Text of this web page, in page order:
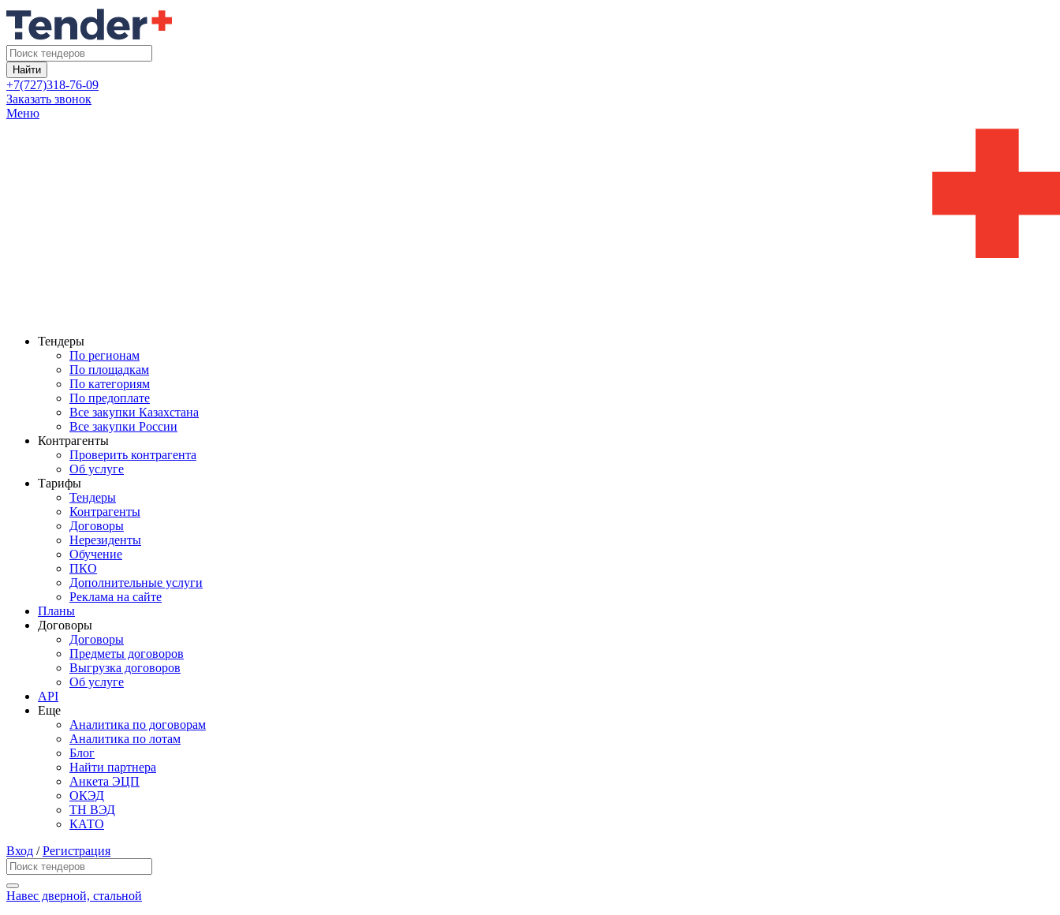
Найти
+7(727)318-76-09
Заказать звонок
Меню
Тендеры
По регионам
По площадкам
По категориям
По предоплате
Все закупки Казахстана
Все закупки России
Контрагенты
Проверить контрагента
Об услуге
Тарифы
Тендеры
Контрагенты
Договоры
Нерезиденты
Обучение
ПКО
Дополнительные услуги
Реклама на сайте
Планы
Договоры
Договоры
Предметы договоров
Выгрузка договоров
Об услуге
API
Еще
Аналитика по договорам
Аналитика по лотам
Блог
Найти партнера
Анкета ЭЦП
ОКЭД
ТН ВЭД
КАТО
Вход /Регистрация
Навес дверной, стальной